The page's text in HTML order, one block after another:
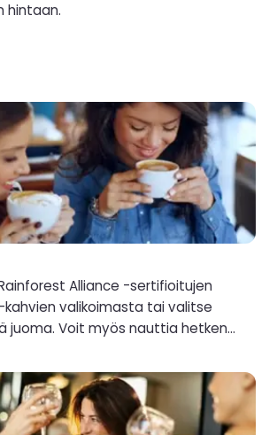
hintaan.
Alliance -sertifioitujen
valikoimasta tai valitse
juoma. Voit myös nauttia hetken